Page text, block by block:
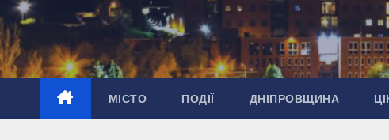
Перейти
до
вмісту
МІСТО ПОДІЇ ДНІПРОВЩИНА